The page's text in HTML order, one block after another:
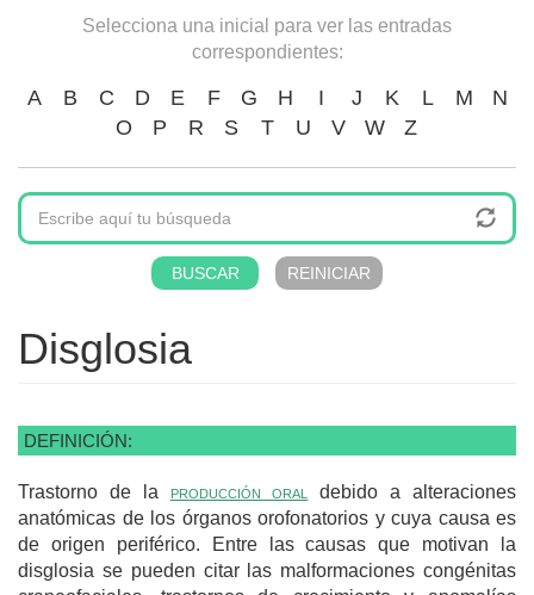
Selecciona una inicial para ver las entradas
correspondientes:
A B C D E F G H I J K L M
N
O
P R S T U V W Z
Disglosia
DEFINICIÓN:
Trastorno de la producción oral
debido a alteraciones
anatómicas de los órganos orofonatorios y cuya causa es
de origen periférico. Entre las causas que motivan la
disglosia se pueden citar las malformaciones congénitas